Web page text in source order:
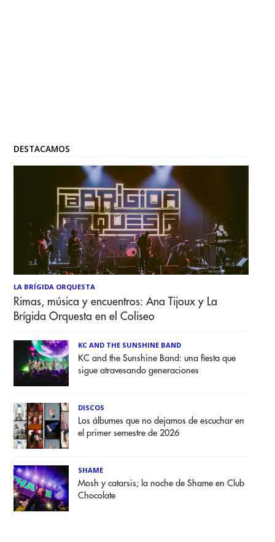
DESTACAMOS
LA BRÍGIDA ORQUESTA
Rimas, música y encuentros: Ana Tijoux y La
Brígida Orquesta en el Coliseo
KC AND THE SUNSHINE BAND
KC and the Sunshine Band: una fiesta que
sigue atravesando generaciones
DISCOS
Los álbumes que no dejamos de escuchar en
el primer semestre de 2026
SHAME
Mosh y catarsis; la noche de Shame en Club
Chocolate